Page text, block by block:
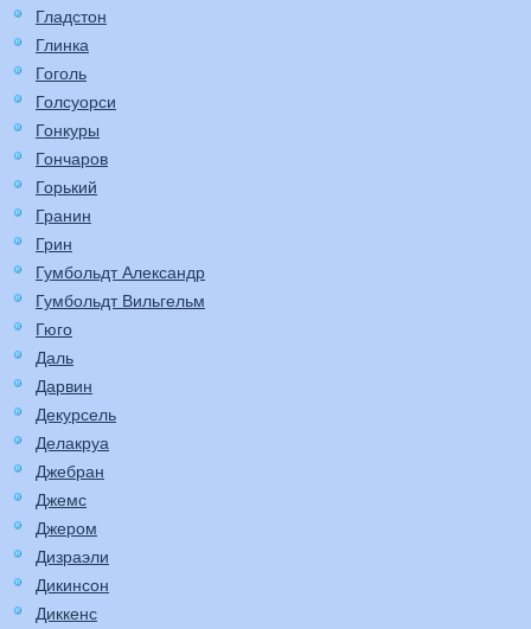
Гладстон
Глинка
Гоголь
Голсуорси
Гонкуры
Гончаров
Горький
Гранин
Грин
Гумбольдт Александр
Гумбольдт Вильгельм
Гюго
Даль
Дарвин
Декурсель
Делакруа
Джебран
Джемс
Джером
Дизраэли
Дикинсон
Диккенс